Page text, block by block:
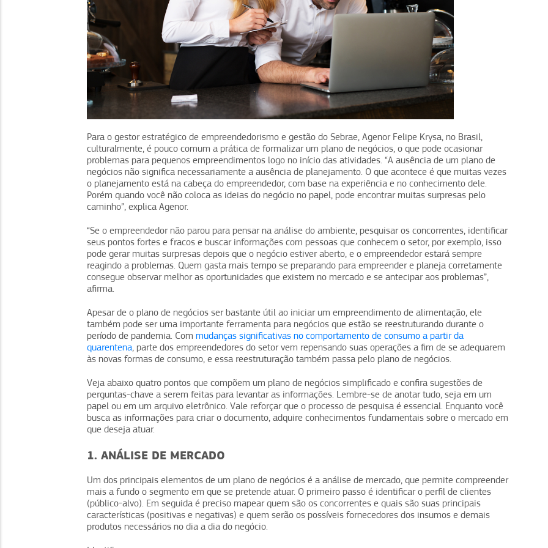
Para o gestor estratégico de empreendedorismo e gestão do Sebrae, Agenor Felipe Krysa, no Brasil,
culturalmente, é pouco comum a prática de formalizar um plano de negócios, o que pode ocasionar
problemas para pequenos empreendimentos logo no início das atividades. “A ausência de um plano de
negócios não significa necessariamente a ausência de planejamento. O que acontece é que muitas vezes
o planejamento está na cabeça do empreendedor, com base na experiência e no conhecimento dele.
Porém quando você não coloca as ideias do negócio no papel, pode encontrar muitas surpresas pelo
caminho”, explica Agenor.
“Se o empreendedor não parou para pensar na análise do ambiente, pesquisar os concorrentes, identificar
seus pontos fortes e fracos e buscar informações com pessoas que conhecem o setor, por exemplo, isso
pode gerar muitas surpresas depois que o negócio estiver aberto, e o empreendedor estará sempre
reagindo a problemas. Quem gasta mais tempo se preparando para empreender e planeja corretamente
consegue observar melhor as oportunidades que existem no mercado e se antecipar aos problemas”,
afirma.
Apesar de o plano de negócios ser bastante útil ao iniciar um empreendimento de alimentação, ele
também pode ser uma importante ferramenta para negócios que estão se reestruturando durante o
período de pandemia. Com mudanças significativas no comportamento de consumo a partir da
quarentena, parte dos empreendedores do setor vem repensando suas operações a fim de se adequarem
às novas formas de consumo, e essa reestruturação também passa pelo plano de negócios.
Veja abaixo quatro pontos que compõem um plano de negócios simplificado e confira sugestões de
perguntas-chave a serem feitas para levantar as informações. Lembre-se de anotar tudo, seja em um
papel ou em um arquivo eletrônico. Vale reforçar que o processo de pesquisa é essencial. Enquanto você
busca as informações para criar o documento, adquire conhecimentos fundamentais sobre o mercado em
que deseja atuar.
1. ANÁLISE DE MERCADO
Um dos principais elementos de um plano de negócios é a análise de mercado, que permite compreender
mais a fundo o segmento em que se pretende atuar. O primeiro passo é identificar o perfil de clientes
(público-alvo). Em seguida é preciso mapear quem são os concorrentes e quais são suas principais
características (positivas e negativas) e quem serão os possíveis fornecedores dos insumos e demais
produtos necessários no dia a dia do negócio.